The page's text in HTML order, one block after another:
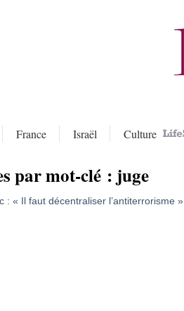
France Israël Culture
par mot-clé : juge
: « Il faut décentraliser l’antiterrorisme »